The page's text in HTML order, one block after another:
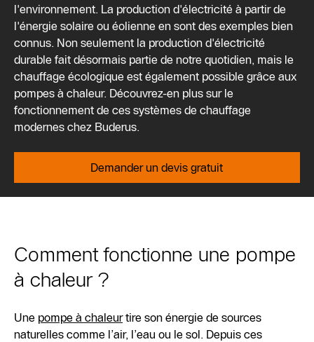
l'environnement. La production d'électricité à partir de
l'énergie solaire ou éolienne en sont des exemples bien
connus. Non seulement la production d'électricité
durable fait désormais partie de notre quotidien, mais le
chauffage écologique est également possible grâce aux
pompes à chaleur. Découvrez-en plus sur le
fonctionnement de ces systèmes de chauffage
modernes chez Buderus.
Demander un devis gratuit
Comment fonctionne une pompe
à chaleur ?
Une pompe à chaleurtire son énergie de sources
naturelles comme l’air, l’eau ou le sol. Depuis ces